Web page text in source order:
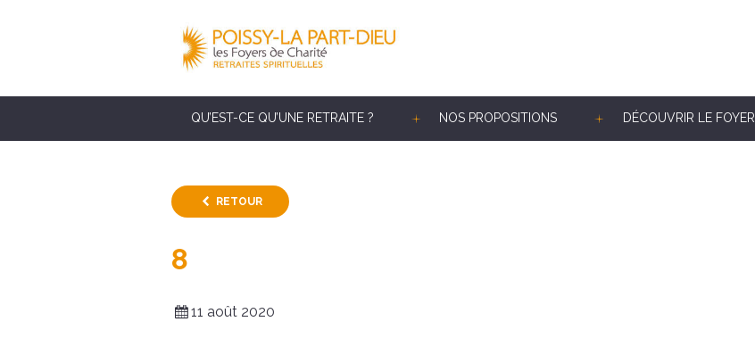
QU’EST-CE QU’UNE RETRAITE ? NOS PROPOSITIONS DÉCOUVRIR LE FOYER
RETOUR
8
11 août 2020